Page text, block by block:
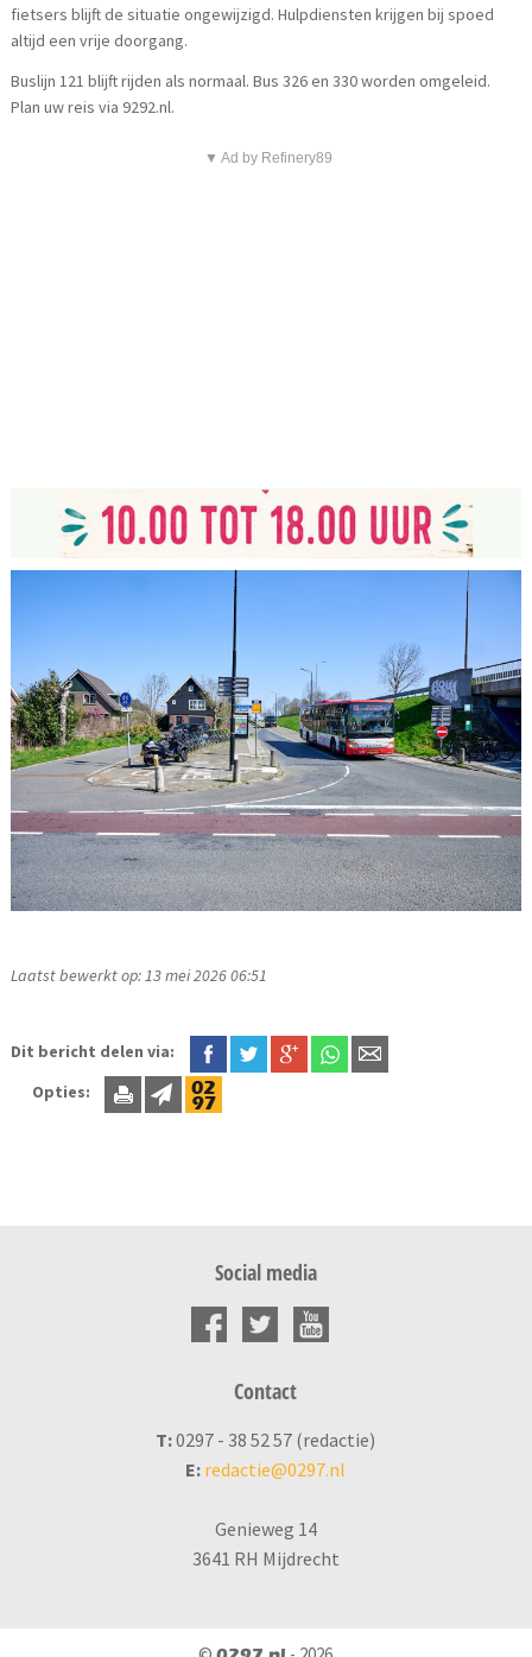
fietsers blijft de situatie ongewijzigd. Hulpdiensten krijgen bij spoed
altijd een vrije doorgang.
Buslijn 121 blijft rijden als normaal. Bus 326 en 330 worden omgeleid.
Plan uw reis via 9292.nl.
▼ Ad by Refinery89
Laatst bewerkt op: 13 mei 2026 06:51
Dit bericht delen via:
Opties:
Social media
Contact
T:0297 - 38 52 57 (redactie)
E: redactie@0297.nl
Genieweg 14
3641 RH Mijdrecht